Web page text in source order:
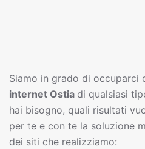
Siamo in grado di occuparci
internet Ostia di qualsiasi
hai bisogno, quali risultati
per te e con te la soluzione
dei siti che realizziamo: